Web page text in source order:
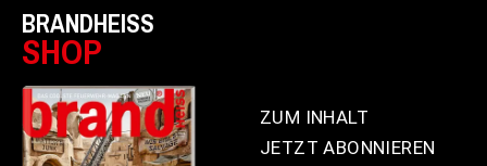
BRANDHEISS
SHOP
ZUM INHALT
JETZT ABONNIEREN